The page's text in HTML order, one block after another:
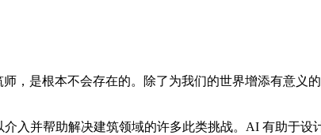
，是根本不会存在的。除了为我们的世界增添有意义的
入并帮助解决建筑领域的许多此类挑战。AI 有助于设